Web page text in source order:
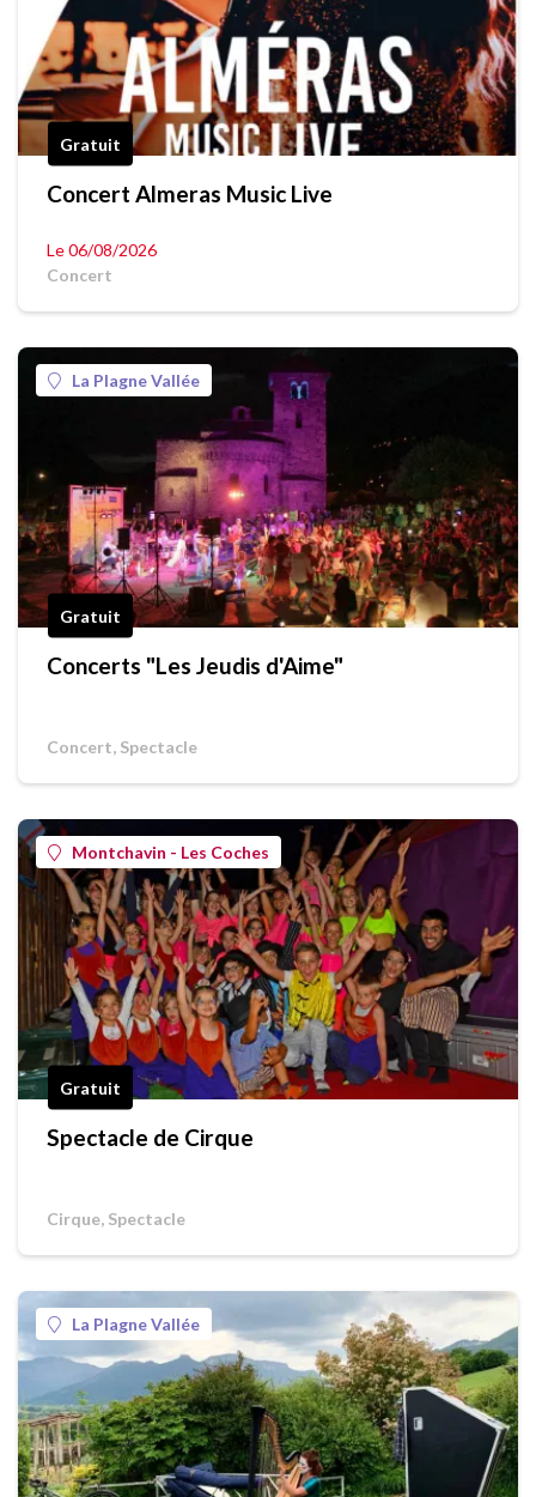
Gratuit
Concert Almeras Music Live
Le 06/08/2026
Concert
La Plagne Vallée
Gratuit
Concerts "Les Jeudis d'Aime"
Concert, Spectacle
Montchavin - Les Coches
Gratuit
Spectacle de Cirque
Cirque, Spectacle
La Plagne Vallée